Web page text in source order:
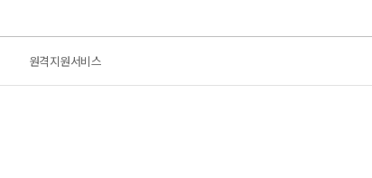
원격지원서비스